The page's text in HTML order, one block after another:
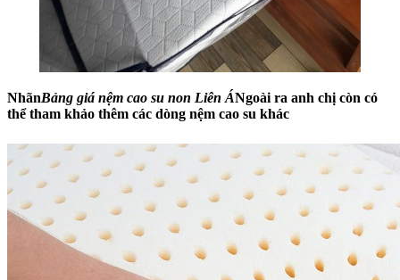
NhãnBảng giá nệm cao su non Liên ÁNgoài ra anh chị còn có
thể tham khảo thêm các dòng nệm cao su khác